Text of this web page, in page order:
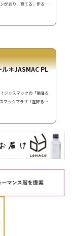
があり、育てる、作る、
＊JASMAC PL
ジャスマックの「星降る
マックプラザ「星降る真
こ焼き炒飯、焼きそば、
...